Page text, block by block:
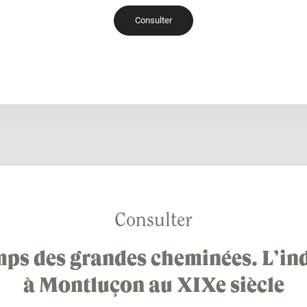
Consulter
Consulter
des grandes cheminées.
à Montluçon au XIXe siècle